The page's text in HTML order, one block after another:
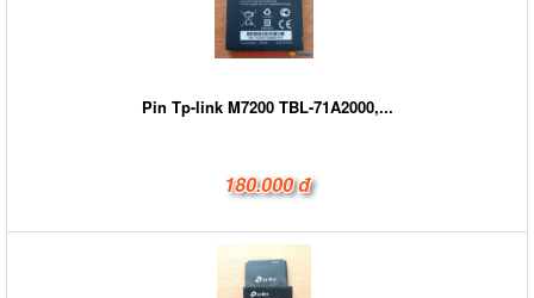
Pin Tp-link M7200 TBL-71A2000,...
180.000 đ